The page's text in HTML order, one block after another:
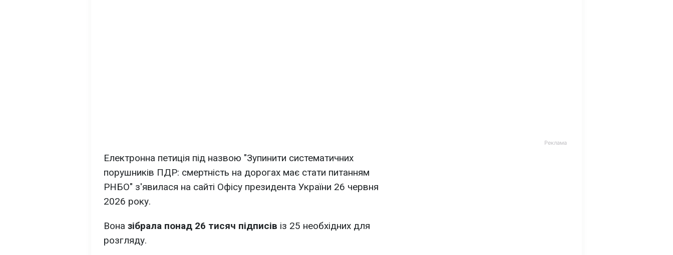
Електронна петиція під назвою "Зупинити систематичних
порушників ПДР: смертність на дорогах має стати питанням
РНБО" з'явилася на сайті Офісу президента України 26 червня
2026 року.
Вона зібрала понад 26 тисяч підписів із 25 необхідних для
розгляду.